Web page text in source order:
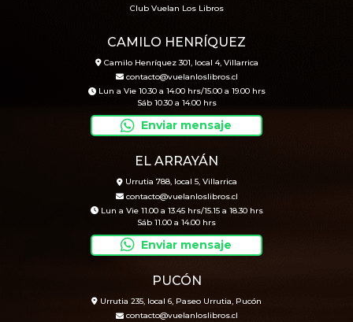
Club Vuelan Los Libros
CAMILO HENRÍQUEZ
Camilo Henríquez 301, local 4, Villarrica
contacto@vuelanloslibros.cl
Lun a Vie 10.30 a 14.00 hrs/15.00 a 19.00 hrs
Sáb 10.30 a 14.00 hrs
Enviar mensaje
EL ARRAYÁN
Urrutia 788, local 5, Villarrica
contacto@vuelanloslibros.cl
Lun a Vie 11.00 a 13.45 hrs/15.15 a 18.30 hrs
Sáb 11.00 a 14.00 hrs
Enviar mensaje
PUCÓN
Urrutia 235, local 6, Paseo Urrutia, Pucón
contacto@vuelanloslibros.cl